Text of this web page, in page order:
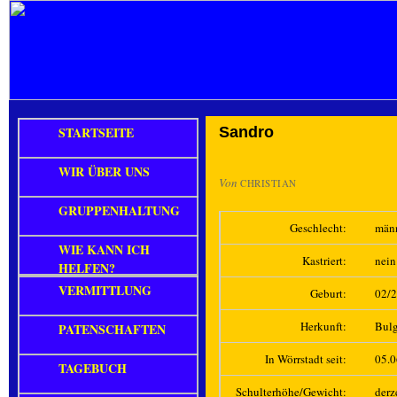
Sandro
Von CHRISTIAN
Geschlecht:
Kastriert: nein
Geburt: 02/
Herkunft:
In Wörrstadt seit:
Schulterhöhe/Gewicht:
STARTSEITE
WIR ÜBER UNS
GRUPPENHALTUNG
WIE KANN ICH
HELFEN?
VERMITTLUNG
PATENSCHAFTEN
TAGEBUCH